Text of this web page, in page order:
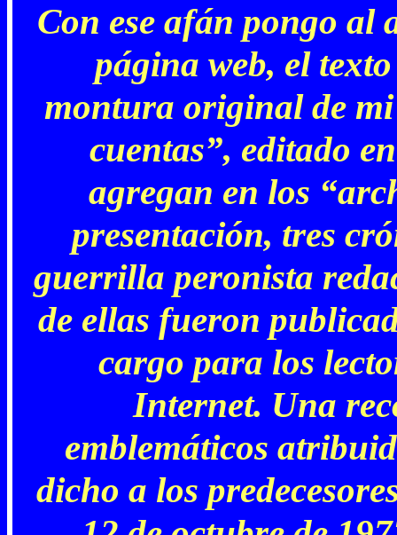
Con ese afán pongo al
página web, el
montura original de
cuentas”, editado
agregan en los
presentación, tres
guerrilla peronista
de ellas fueron
cargo para los
Internet. Una
emblemáticos
dicho a los